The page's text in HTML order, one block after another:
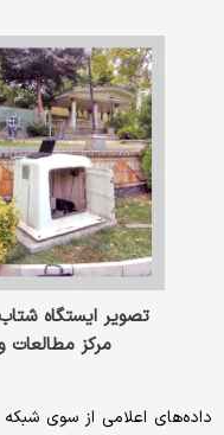
تصویر ایستگاه
مرکز
داده‌های اعلامی از سوی